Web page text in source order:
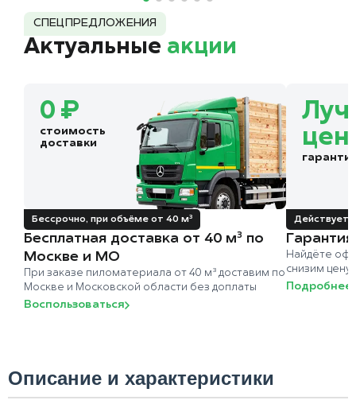
СПЕЦПРЕДЛОЖЕНИЯ
Актуальные акции
0 ₽
стоимость
доставки
Бессрочно, при объёме от 40 м³
Бесплатная доставка от 40 м³ по
Москве и МО
При заказе пиломатериала от 40 м³ доставим по
Москве и Московской области без доплаты
Воспользоваться
Действует
Найдёте
снизим
Подробнее
Описание и характеристики